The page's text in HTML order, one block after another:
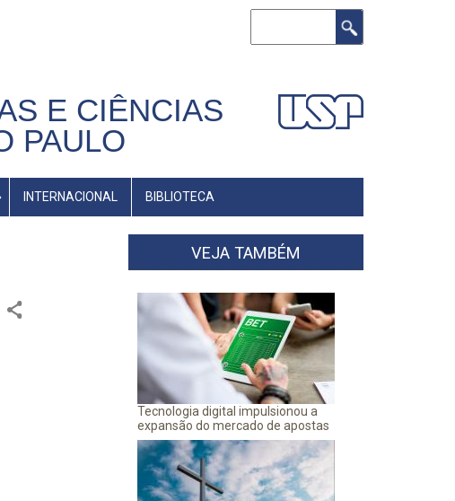
E CIÊNCIAS
PAULO
INTERNACIONAL BIBLIOTECA
VEJA TAMBÉM
Tecnologia digital impulsionou a
expansão do mercado de apostas